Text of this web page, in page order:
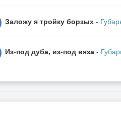
Заложу я тройку борзых -
Из-под дуба, из-под вяза -